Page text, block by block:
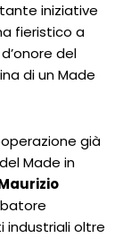
iniziative
fieristico a
del
di un Made
già
Made in
industriali oltre